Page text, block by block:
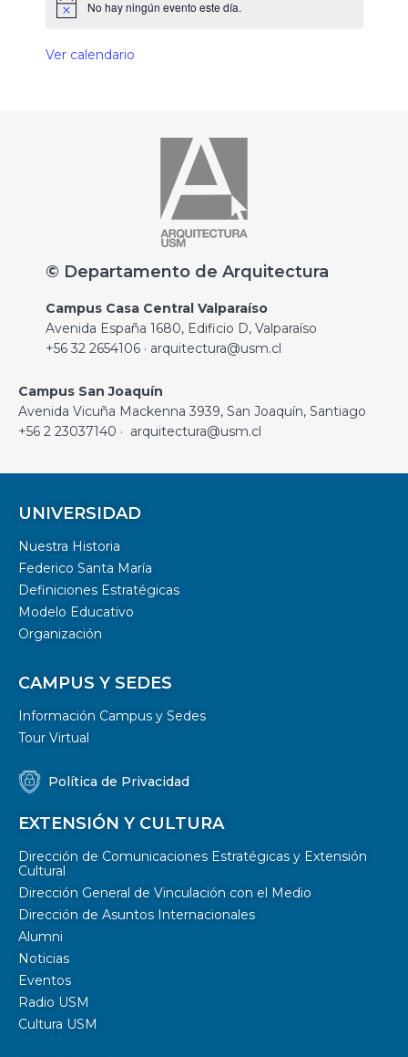
No hay ningún evento este día.
Ver calendario
© Departamento de Arquitectura
Campus Casa Central Valparaíso
Avenida España 1680, Edificio D, Valparaíso
+56 32 2654106 · arquitectura@usm.cl
Campus San Joaquín
Avenida Vicuña Mackenna 3939, San Joaquín, Santiago
+56 2 23037140 · arquitectura@usm.cl
UNIVERSIDAD
Nuestra Historia
Federico Santa María
Definiciones Estratégicas
Modelo Educativo
Organización
CAMPUS Y SEDES
Información Campus y Sedes
Tour Virtual
Política de Privacidad
EXTENSIÓN Y CULTURA
Dirección de Comunicaciones Estratégicas y Extensión
Cultural
Dirección General de Vinculación con el Medio
Dirección de Asuntos Internacionales
Alumni
Noticias
Eventos
Radio USM
Cultura USM